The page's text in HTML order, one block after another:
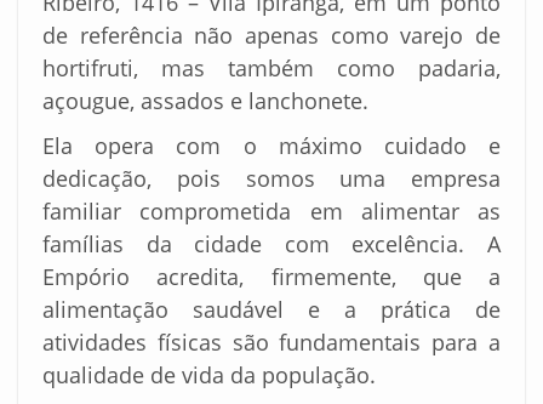
de referência não apenas como varejo de
hortifruti, mas também como padaria,
açougue, assados e lanchonete.
Ela opera com o máximo cuidado e
dedicação, pois somos uma empresa
familiar comprometida em alimentar as
famílias da cidade com excelência. A
Empório acredita, firmemente, que a
alimentação saudável e a prática de
atividades físicas são fundamentais para a
qualidade de vida da população.